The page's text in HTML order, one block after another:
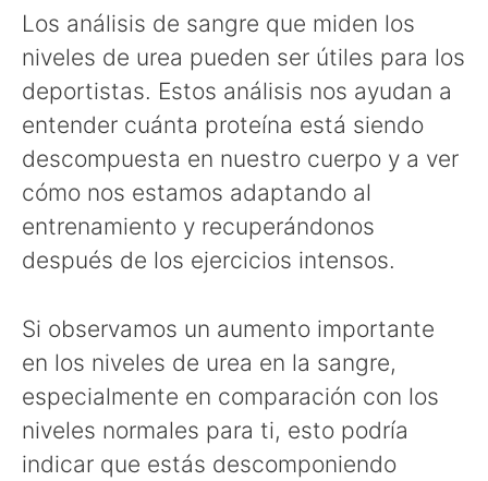
Los análisis de sangre que miden los
niveles de urea pueden ser útiles para los
deportistas. Estos análisis nos ayudan a
entender cuánta proteína está siendo
descompuesta en nuestro cuerpo y a ver
cómo nos estamos adaptando al
entrenamiento y recuperándonos
después de los ejercicios intensos.
Si observamos un aumento importante
en los niveles de urea en la sangre,
especialmente en comparación con los
niveles normales para ti, esto podría
indicar que estás descomponiendo